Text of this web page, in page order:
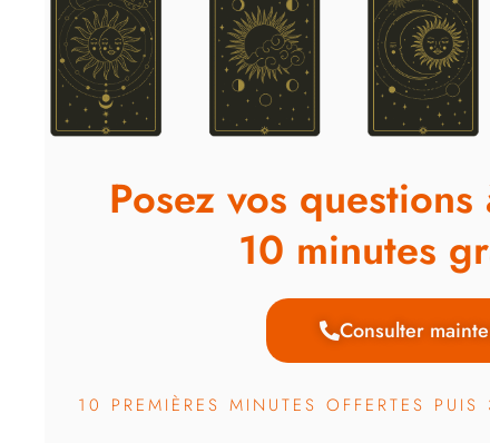
Posez vos
10 minutes
Consulter
10 PREMIÈRES MINUTES OFFERTES